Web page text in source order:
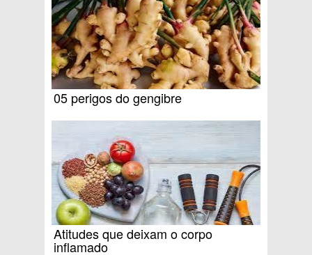
05 perigos do gengibre
Atitudes que deixam o corpo
inflamado